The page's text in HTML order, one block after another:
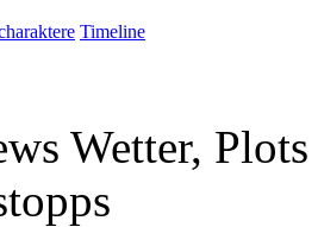
Timeline
Wetter,